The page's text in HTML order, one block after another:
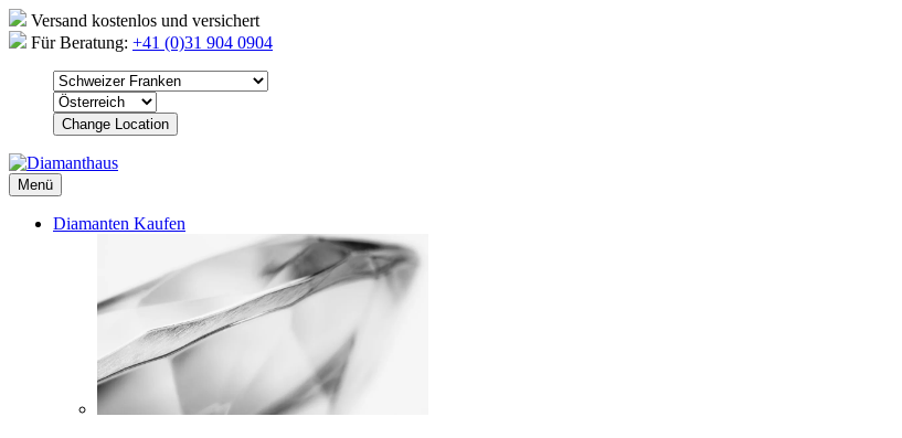
Versand kostenlos und versichert
Für Beratung: +41 (0)31 904 0904
Change Location
Menü
Diamanten Kaufen